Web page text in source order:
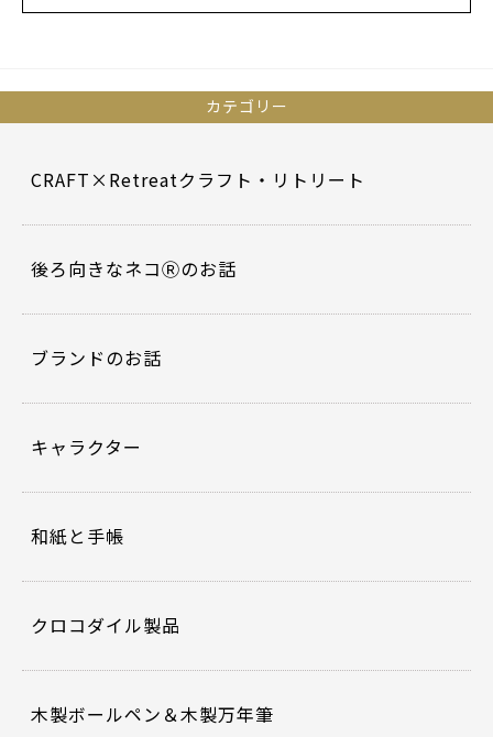
カテゴリー
CRAFT×Retreatクラフト・リトリート
後ろ向きなネコⓇのお話
ブランドのお話
キャラクター
和紙と手帳
クロコダイル製品
木製ボールペン＆木製万年筆